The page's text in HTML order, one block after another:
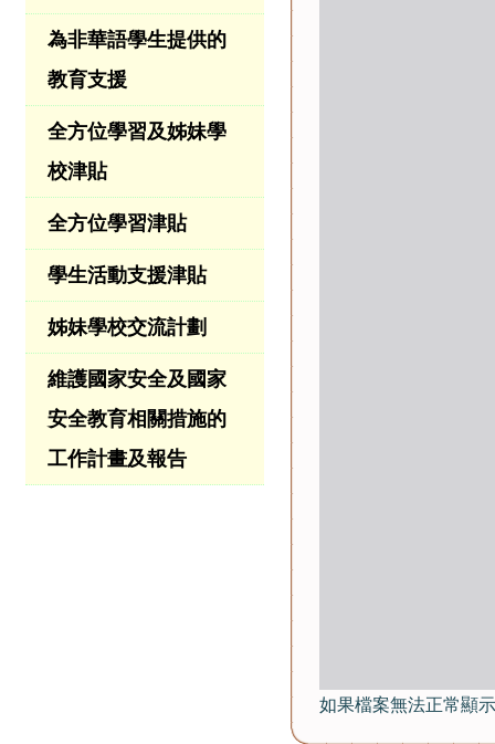
為非華語學生提供的
教育支援
全方位學習及姊妹學
校津貼
全方位學習津貼
學生活動支援津貼
姊妹學校交流計劃
維護國家安全及國家
安全教育相關措施的
工作計畫及報告
如果檔案無法正常顯